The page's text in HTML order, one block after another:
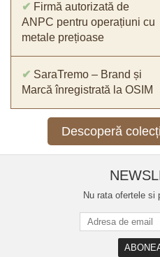
✔ Firmă autorizată de
ANPC pentru operațiuni cu
metale prețioase
✔ SaraTremo – Brand și
Marcă înregistrată la OSIM
Descoperă
Nu rata ofertele si